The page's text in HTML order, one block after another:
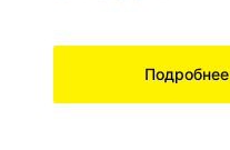
Подробнее